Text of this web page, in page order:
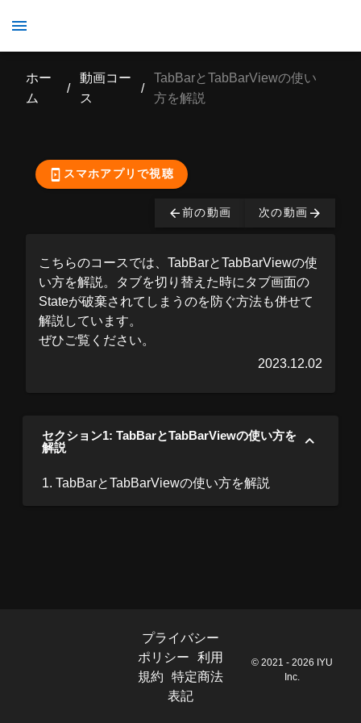
ホー
ム
/
動画コー
ス
/
TabBarとTabBarViewの使い
方を解説
ここから先の視聴は有
購入する
スマホアプリで視聴
前の動画 次の動画
こちらのコースでは、TabBarとTabBarViewの使
い方を解説。タブを切り替えた時にタブ画面の
Stateが破棄されてしまうのを防ぐ方法も併せて
解説しています。
ぜひご覧ください。
2023.12.02
セクション1: TabBarとTabBarViewの使い方を
解説
1. TabBarとTabBarViewの使い方を解説
プライバシー
ポリシー
利用
規約
特定商法
表記
© 2021 - 2026 IYU
Inc.